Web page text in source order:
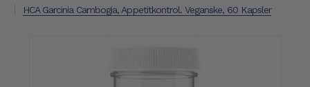
HCA Garcinia Cambogia, Appetitkontrol. Veganske, 60 Kapsler